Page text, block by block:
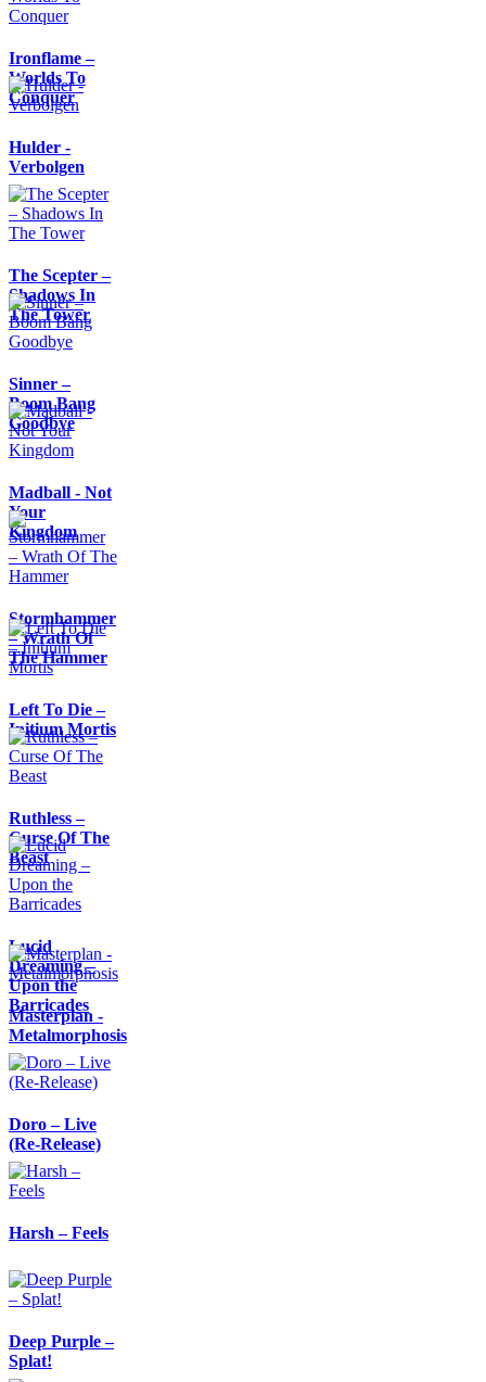
Ironflame –
Worlds To
Conquer
Hulder -
Verbolgen
The Scepter –
Shadows In
The Tower
Sinner –
Boom Bang
Goodbye
Madball - Not
Your
Kingdom
Stormhammer
– Wrath Of
The Hammer
Left To Die –
Initium Mortis
Ruthless –
Curse Of The
Beast
Lucid
Dreaming –
Upon the
Barricades
Masterplan -
Metalmorphosis
Doro – Live
(Re-Release)
Harsh – Feels
Deep Purple –
Splat!